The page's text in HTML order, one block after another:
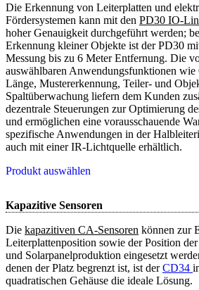
Die Erkennung von Leiterplatten und
Fördersystemen kann mit den PD30 IO-
hoher Genauigkeit durchgeführt werden;
Erkennung kleiner Objekte ist der PD30
Messung bis zu 6 Meter Entfernung. Die
auswählbaren Anwendungsfunktionen
Länge, Mustererkennung, Teiler- und
Spaltüberwachung liefern dem Kunden
dezentrale Steuerungen zur Optimierung
und ermöglichen eine vorausschauende
spezifische Anwendungen in der
auch mit einer IR-Lichtquelle erhältlich.
Produkt auswählen
Kapazitive Sensoren
Die kapazitiven CA-Sensoren können zur
Leiterplattenposition sowie der Position
und Solarpanelproduktion eingesetzt
denen der Platz begrenzt ist, ist derCD34
quadratischen Gehäuse die ideale Lösung.